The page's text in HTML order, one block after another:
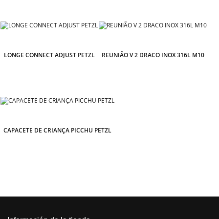
LONGE CONNECT ADJUST PETZL REUNIÃO V 2 DRACO INOX 316L M10
CAPACETE DE CRIANÇA PICCHU PETZL